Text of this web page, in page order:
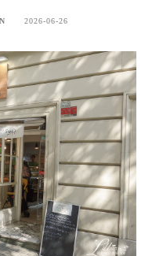
2026-06-26